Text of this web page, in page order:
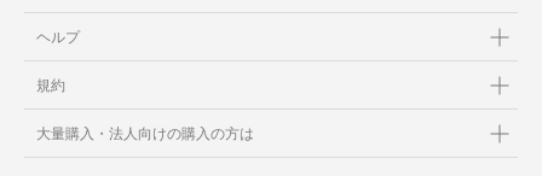
ヘルプ
規約
大量購入・法人向けの購入の方は